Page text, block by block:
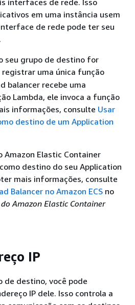
interfaces de rede. Isso
em uma instância usem
de rede pode ter seu
seu grupo de destino for
registrar uma única função
balancer recebe uma
Lambda, ele invoca a função
informações, consulte Usar
destino de um Application
Amazon Elastic Container
destino do seu Application
mais informações, consulte
Balancer no Amazon ECS no
Amazon Elastic Container
IP
de destino, você pode
IP dele. Isso controla a